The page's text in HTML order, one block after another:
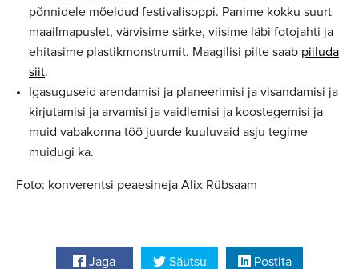
põnnidele mõeldud festivalisoppi. Panime kokku suurt
maailmapuslet, värvisime särke, viisime läbi fotojahti ja
ehitasime plastikmonstrumit. Maagilisi pilte saab piiluda
siit.
Igasuguseid arendamisi ja planeerimisi ja visandamisi ja
kirjutamisi ja arvamisi ja vaidlemisi ja koostegemisi ja
muid vabakonna töö juurde kuuluvaid asju tegime
muidugi ka.
Foto: konverentsi peaesineja Alix Rübsaam
Jaga Säutsu Postita